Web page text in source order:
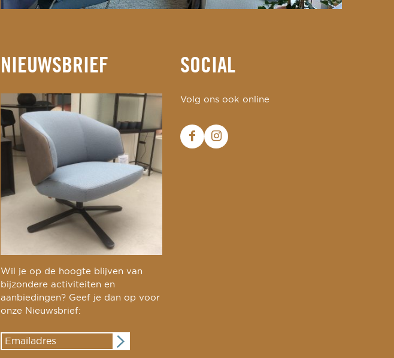
NIEUWSBRIEF
Wil je op de hoogte blijven van
bijzondere activiteiten en
aanbiedingen? Geef je dan op voor
onze Nieuwsbrief:
SOCIAL
Volg ons ook online